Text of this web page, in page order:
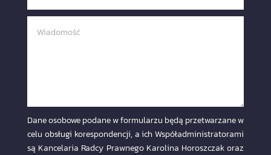
Dane osobowe podane w formularzu będą przetwarzane w
celu obsługi korespondencji, a ich Współadministratorami
są Kancelaria Radcy Prawnego Karolina Horoszczak oraz